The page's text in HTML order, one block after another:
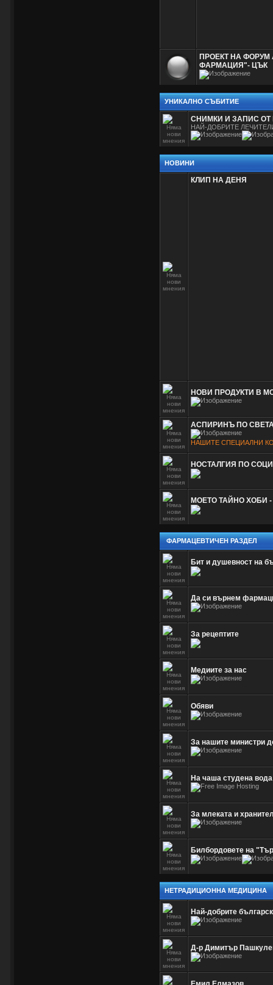
ПРОЕКТ НА
ФАРМАЦИЯ"- ЦЪК
УНИКАЛНО СЪБИТИЕ
СНИМКИ И ЗАПИС ОТ
НАЙ-ДОБРИТЕ
НОВИНИ
КЛИП НА ДЕНЯ
НОВИ ПРОДУКТИ В
АСПИРИНЪ ПО СВЕТА
НАШИТЕ СПЕЦИАЛНИ
НОСТАЛГИЯ ПО
МОЕТО ТАЙНО ХОБИ
ФАРМАЦЕВТИЧЕН РАЗДЕЛ
Бит и душевност на
Да си върнем
За рецептите
Медиите за нас
Обяви
За нашите министри
На чаша студена вода
За млеката и
Билбордовете на
НЕТРАДИЦИОННА МЕДИЦИНА
Най-добрите
Д-р Димитър